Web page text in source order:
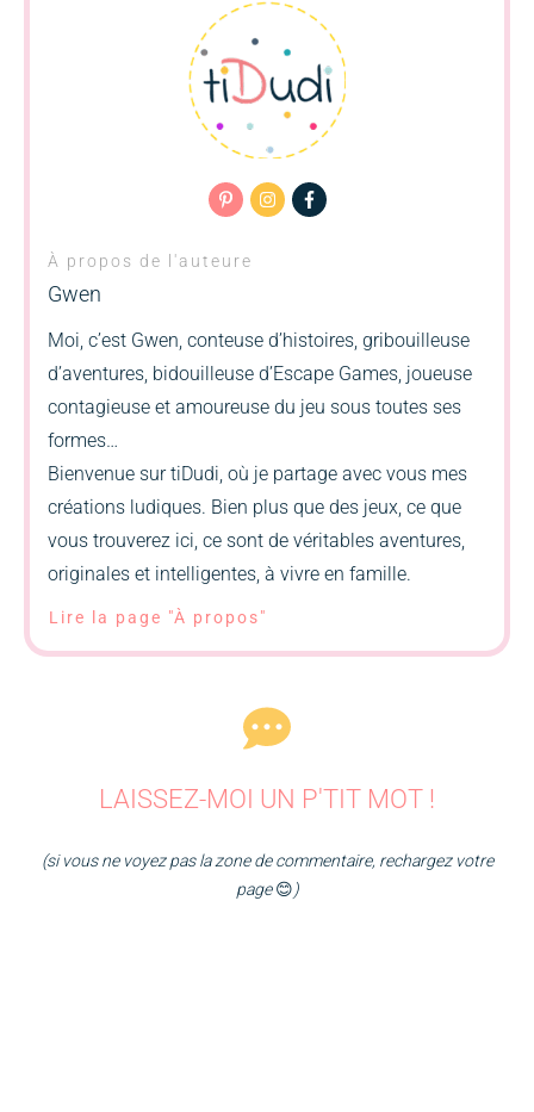
À propos de l'auteure
Gwen
Moi, c’est Gwen, conteuse d’histoires, gribouilleuse
d’aventures, bidouilleuse d’Escape Games, joueuse
contagieuse et amoureuse du jeu sous toutes ses
formes…
Bienvenue sur tiDudi, où je partage avec vous mes
créations ludiques. Bien plus que des jeux, ce que
vous trouverez ici, ce sont de véritables aventures,
originales et intelligentes, à vivre en famille.
Lire la page "À propos"
LAISSEZ-MOI UN P'TIT MOT !
(si vous ne voyez pas la zone de commentaire, rechargez votre
page😊)